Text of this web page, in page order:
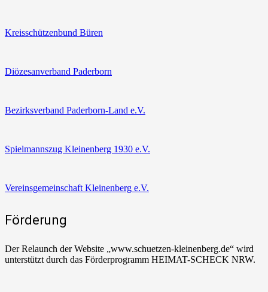
Kreisschützenbund Büren
Diözesanverband Paderborn
Bezirksverband Paderborn-Land e.V.
Spielmannszug Kleinenberg 1930 e.V.
Vereinsgemeinschaft Kleinenberg e.V.
Förderung
Der Relaunch der Website „www.schuetzen-kleinenberg.de“ wird
unterstützt durch das Förderprogramm HEIMAT-SCHECK NRW.